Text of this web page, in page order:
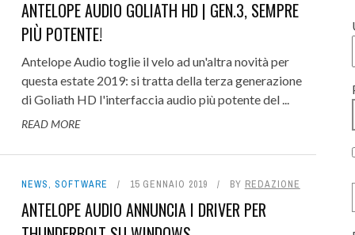
INSPIRE THE MUSIC, 50
OF ROLAND HISTORY,
PER UN ...
7 AGOSTO 2026 0
ROMA MODULARE '26:
PROGRAMMA LIVE E RAGGIUNTI
BAX500, IL MIGLIOR
PER API 500? REVIEW
ACUSTICA AUDIO SALT 2: GLI
NOVA - REVIEW
24 LUGLIO 2026
INSPIRE THE MUSIC, 50
OF ROLAND HISTORY,
PER UN ...
7 AGOSTO 2026 0
FUNZIONA: IL
12 LUGLIO 2026 0
STUDIO RECORDING: L'EMOZIONE
INTERVISTA
6 LUGLIO 2026
ANTELOPE AUDIO GOLIATH HD | GEN.3, SEMPRE
PIÙ POTENTE!
Antelope Audio toglie il velo ad un'altra novità per
questa estate 2019: si tratta della terza generazione
di Goliath HD l'interfaccia audio più potente del ...
READ MORE
NEWS, SOFTWARE 15 GENNAIO 2019 BY REDAZIONE
ANTELOPE AUDIO ANNUNCIA I DRIVER PER